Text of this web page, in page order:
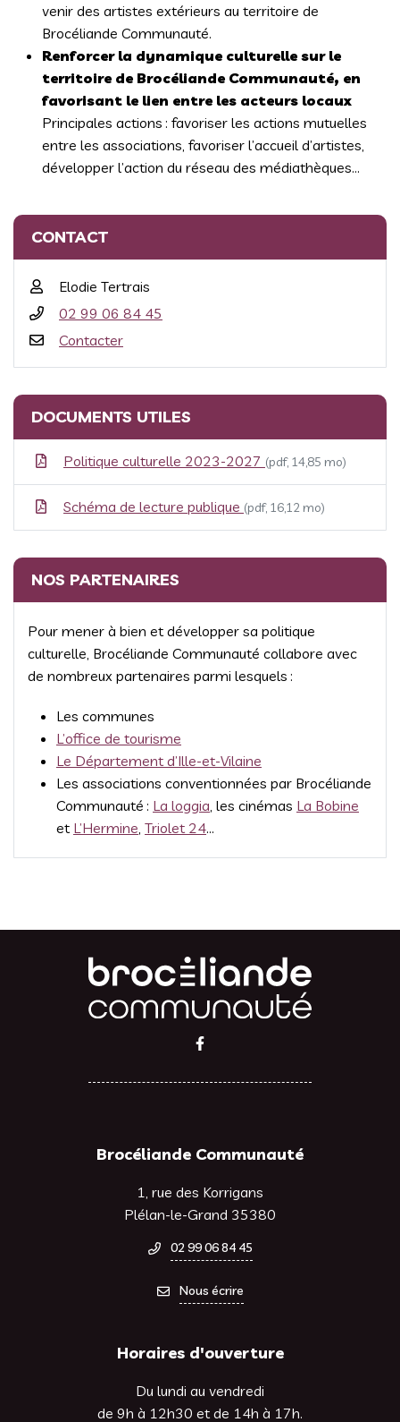
venir des artistes extérieurs au territoire de
Brocéliande Communauté.
Renforcer la dynamique culturelle sur le
territoire de Brocéliande Communauté, en
favorisant le lien entre les acteurs locaux
Principales actions : favoriser les actions mutuelles
entre les associations, favoriser l’accueil d’artistes,
développer l’action du réseau des médiathèques…
CONTACT
Elodie Tertrais
02 99 06 84 45
Contacter
DOCUMENTS UTILES
Politique culturelle 2023-2027 (pdf, 14,85 mo)
Schéma de lecture publique (pdf, 16,12 mo)
NOS PARTENAIRES
Pour mener à bien et développer sa politique
culturelle, Brocéliande Communauté collabore avec
de nombreux partenaires parmi lesquels :
Les communes
L’office de tourisme
Le Département d’Ille-et-Vilaine
Les associations conventionnées par Brocéliande
Communauté : La loggia , les cinémas La Bobine
et L’Hermine Triolet 24…
Lien vers le compte Facebook
Brocéliande Communauté
1, rue des Korrigans
Plélan-le-Grand 35380
02 99 06 84 45
Nous écrire
Horaires d'ouverture
Du lundi au vendredi
de 9h à 12h30 et de 14h à 17h.